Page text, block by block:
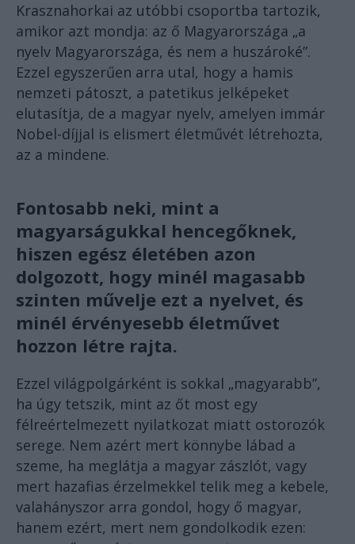
Krasznahorkai az utóbbi csoportba tartozik,
amikor azt mondja: az ő Magyarországa „a
nyelv Magyarországa, és nem a huszároké”.
Ezzel egyszerűen arra utal, hogy a hamis
nemzeti pátoszt, a patetikus jelképeket
elutasítja, de a magyar nyelv, amelyen immár
Nobel-díjjal is elismert életművét létrehozta,
az a mindene.
Fontosabb neki, mint a
magyarságukkal hencegőknek,
hiszen egész életében azon
dolgozott, hogy minél magasabb
szinten művelje ezt a nyelvet, és
minél érvényesebb életművet
hozzon létre rajta.
Ezzel világpolgárként is sokkal „magyarabb”,
ha úgy tetszik, mint az őt most egy
félreértelmezett nyilatkozat miatt ostorozók
serege. Nem azért mert könnybe lábad a
szeme, ha meglátja a magyar zászlót, vagy
mert hazafias érzelmekkel telik meg a kebele,
valahányszor arra gondol, hogy ő magyar,
hanem ezért, mert nem gondolkodik ezen: